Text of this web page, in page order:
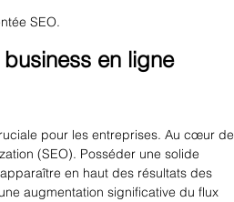
SEO.
en ligne
pour les entreprises. Au cœur de
(SEO). Posséder une solide
en haut des résultats des
augmentation significative du flux